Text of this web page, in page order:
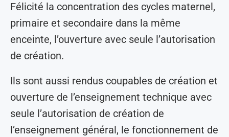
Félicité la concentration des cycles maternel,
primaire et secondaire dans la même
enceinte, l’ouverture avec seule l’autorisation
de création.
Ils sont aussi rendus coupables de création et
ouverture de l’enseignement technique avec
seule l’autorisation de création de
l’enseignement général, le fonctionnement de